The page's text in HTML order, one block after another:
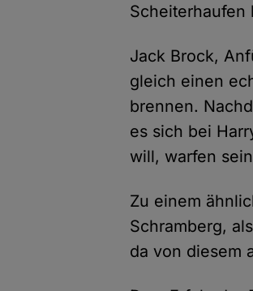
Scheiterhaufen
Jack Brock,
gleich einen
brennen.
es sich bei
will, warfen
Zu einem
Schramberg,
da von diesem